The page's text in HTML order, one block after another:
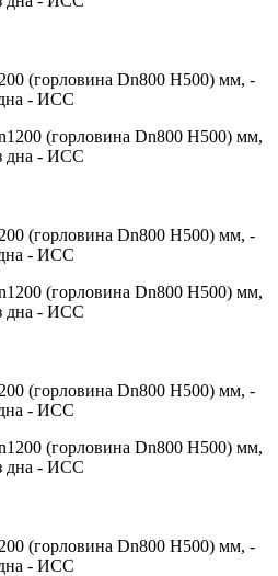
(горловина Dn800 H500) мм, -
- ИСС
(горловина Dn800 H500) мм, -
- ИСС
(горловина Dn800 H500) мм, -
- ИСС
(горловина Dn800 H500) мм, -
- ИСС